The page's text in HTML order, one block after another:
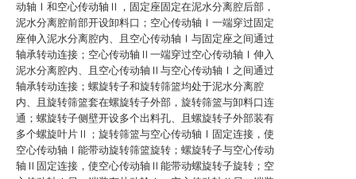
动轴Ⅰ和空心传动轴Ⅱ，固定座固定在泥水分离腔后部，
泥水分离腔前部开设卸料口；空心传动轴Ⅰ一端穿过固定
座伸入泥水分离腔内、且空心传动轴Ⅰ与固定座之间通过
轴承转动连接；空心传动轴Ⅱ一端穿过空心传动轴Ⅰ伸入
泥水分离腔内、且空心传动轴Ⅱ与空心传动轴Ⅰ之间通过
轴承转动连接；螺旋转子和旋转筛篮均处于泥水分离腔
内、且旋转筛篮套在螺旋转子外部，旋转筛篮与卸料口连
通；螺旋转子侧壁开设多个出料孔、且螺旋转子外部装有
多个螺旋叶片Ⅱ；旋转筛篮与空心传动轴Ⅰ固定连接，使
空心传动轴Ⅰ能带动旋转筛篮旋转；螺旋转子与空心传动
轴Ⅱ固定连接，使空心传动轴Ⅱ能带动螺旋转子旋转；空